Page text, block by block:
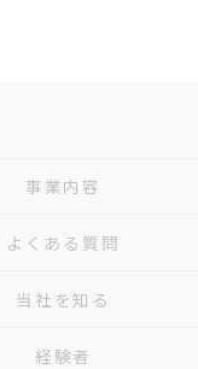
事業内容
よくある質問
当社を知る
経験者